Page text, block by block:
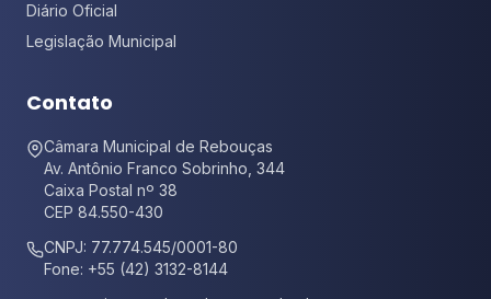
Diário Oficial
Legislação Municipal
Contato
Câmara Municipal de Rebouças
Av. Antônio Franco Sobrinho, 344
Caixa Postal nº 38
CEP 84.550-430
CNPJ: 77.774.545/0001-80
Fone: +55 (42) 3132-8144